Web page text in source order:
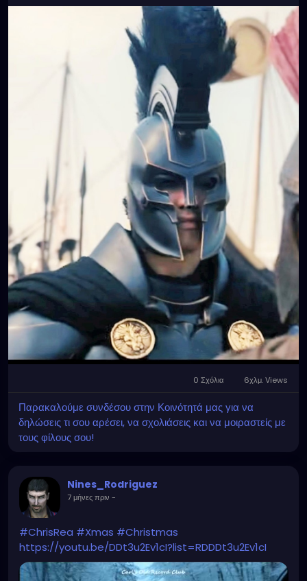
0 Σχόλια 6χλμ. Views
Παρακαλούμε συνδέσου στην Κοινότητά μας για να
δηλώσεις τι σου αρέσει, να σχολιάσεις και να μοιραστείς με
τους φίλους σου!
Nines_Rodriguez
7 μήνες πριν -
#ChrisRea #Xmas #Christmas
https://youtu.be/DDt3u2Ev1cI?list=RDDDt3u2Ev1cI